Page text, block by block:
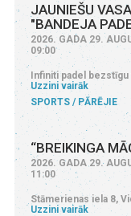
JAUNIEŠU
"BANDEJA
2026. GADA 29.
09:00
Infiniti padel
Uzzini vairāk
SPORTS
PĀRĒJIE
“BREIKINGA
2026. GADA 29.
11:00
Stāmerienas iela 8,
Uzzini vairāk